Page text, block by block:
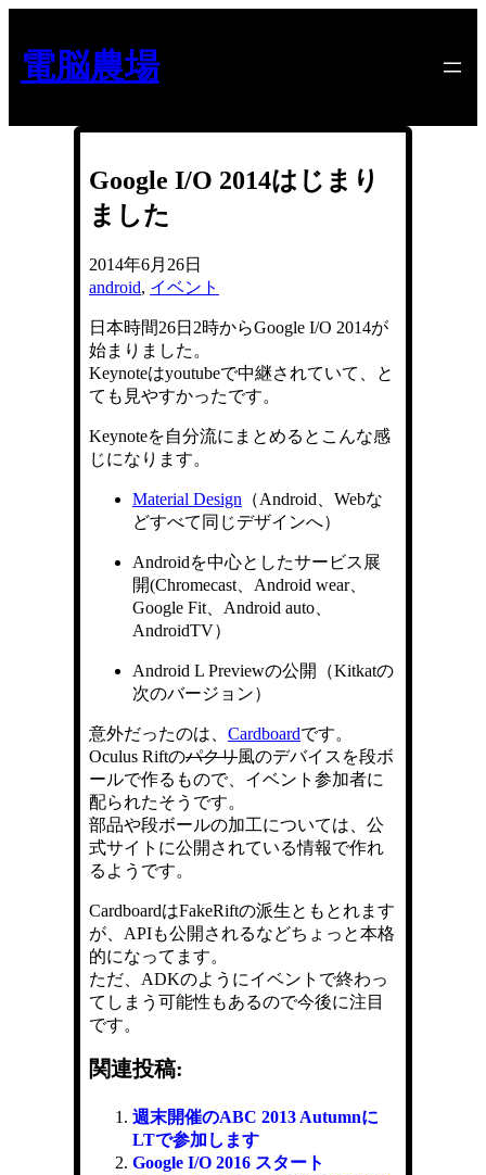
を
ス
ッ
電脳農場
Google I/O 2014はじまり
ました
2014年6月26日
android, イベント
日本時間26日2時からGoogle I/O 2014が
始まりました。
Keynoteはyoutubeで中継されていて、と
ても見やすかったです。
Keynoteを自分流にまとめるとこんな感
じになります。
Material Design （Android、Webな
どすべて同じデザインへ）
Androidを中心としたサービス展
開(Chromecast、Android wear、
Google Fit、Android auto、
AndroidTV）
Android L Previewの公開（Kitkatの
次のバージョン）
意外だったのは、 Cardboardです。
Oculus Riftのパクリ風のデバイスを段ボ
ールで作るもので、イベント参加者に
配られたそうです。
部品や段ボールの加工については、公
式サイトに公開されている情報で作れ
るようです。
CardboardはFakeRiftの派生ともとれます
が、APIも公開されるなどちょっと本格
的になってます。
ただ、ADKのようにイベントで終わっ
てしまう可能性もあるので今後に注目
です。
関連投稿:
週末開催のABC 2013 Autumnに
LTで参加します
Google I/O 2016 スタート